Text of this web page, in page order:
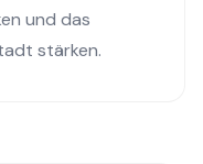
und das
stärken.